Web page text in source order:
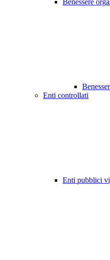
Benessere
Enti controllati
Enti pubblici